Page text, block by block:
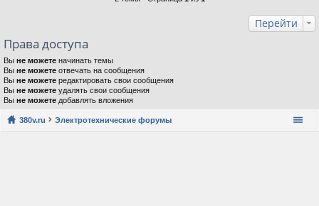
Перейти
Права доступа
Вы не можете начинать темы
Вы не можете отвечать на сообщения
Вы не можете редактировать свои сообщения
Вы не можете удалять свои сообщения
Вы не можете добавлять вложения
380v.ru Электротехнические форумы